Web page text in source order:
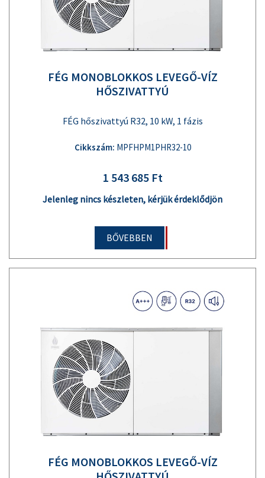
FÉG MONOBLOKKOS LEVEGŐ-VÍZ
HŐSZIVATTYÚ
FÉG hőszivattyú R32, 10 kW, 1 fázis
Cikkszám: MPFHPM1PHR32-10
1 543 685 Ft
Jelenleg nincs készleten, kérjük érdeklődjön
BŐVEBBEN
FÉG MONOBLOKKOS LEVEGŐ-VÍZ